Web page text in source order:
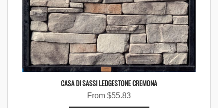
CASA DI SASSI LEDGESTONE CREMONA
From $55.83